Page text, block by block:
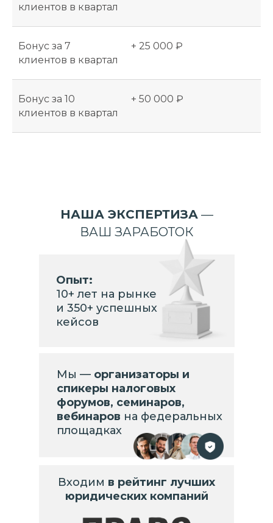
клиентов в квартал
Бонус за 7
клиентов в квартал
+ 25 000 ₽
Бонус за 10
клиентов в квартал
+ 50 000 ₽
НАША ЭКСПЕРТИЗА —
ВАШ ЗАРАБОТОК
Мы — организаторы и
спикеры налоговых
форумов, семинаров,
вебинаров на федеральных
площадках
Входим в рейтинг лучших
юридических компаний
Опыт:
10+ лет на рынке
и 350+ успешных
кейсов